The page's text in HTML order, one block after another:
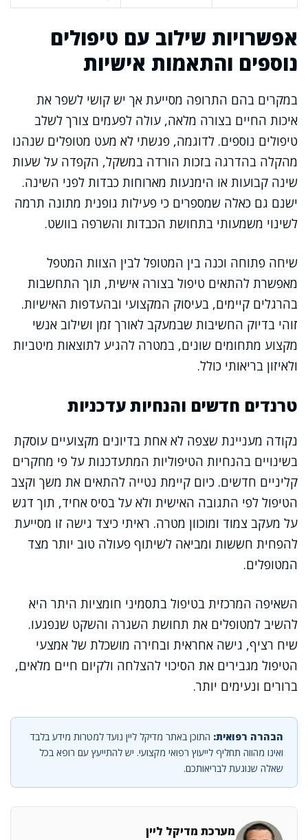
אפשרויות שילוב עם טיפולים
נוספים והתאמות אישיות
במקרים בהם התרופה מסייעת אך יש קושי לשפר את
איכות החיים בצורה מלאה, עולה לפעמים צורך לשלב
טיפולים נוספים. לדוגמה, פגשתי לא מעט מטופלים שנהנו
מהקלה בהדרגה בזכות הורדה במשקל, הקפדה על שעות
שינה קבועות או הימנעות מארוחות כבדות לפני השינה.
ישנם גם כאלה שמספרים כי פעילות גופנית מתונה תרמה
לשינוי משמעותי בתחושת הכבדות והשרפה בוושט.
שיחה פתוחה וכנה בין המטופל לבין הצוות המטפל
מאפשרת להתאים טיפול בצורה אישית, תוך התחשבות
בהרגלים קיימים, בעיסוק המקצועי ובהעדפות האישיות.
זוהי בדיוק החשיבות שבמעקב לאורך זמן ושילוב אנשי
מקצוע מתחומים שונים, במטרה להגיע לתוצאות מיטביות
ולאיזון בריאותי כולל.
טרנדים חדשים והנחיות עדכניות
נקודה מעניינת שצפה לא אחת בדיונים מקצועיים עוסקת
בשינויים בהנחיות הטיפוליות המתעדכנות על פי מחקרים
קליניים חדשים. כיום קיימת נטייה להתאים את משך וקצב
הטיפול לפי התגובה האישית ולא על בסיס אחיד, תוך דגש
על מעקב צמוד ומוכוון מטרה. ראיתי כיצד גישה זו מסייעת
להפחית חששות ומביאה לשיתוף פעולה טוב יותר מצד
המטופלים.
השאיפה המרכזית בטיפול בתסמיני חומציות היתר היא
להשיב למטופלים את תחושת השגרה והשקט שנפגעו.
שיח רציף, גישה אחראית ובחירה מושכלת של אמצעי
הטיפול מגבירים את הסיכוי להצלחה ולקיום חיים מלאים,
ברורים ונעימים יותר.
הבהרה רפואית: התוכן באתר מדיקל ליין נועד למטרות מידע בלבד
ואינו מהווה תחליף לייעוץ רפואי מקצועי. יש להתייעץ עם רופא בכל
שאלה שנוגעת לבריאותכם.
מערכת מדיקל ליין